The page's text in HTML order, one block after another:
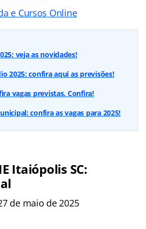
e Cursos Online
veja as novidades!
2025: confira aqui as previsões!
vagas previstas. Confira!
confira as vagas para 2025!
Itaiópolis SC:
de maio de 2025